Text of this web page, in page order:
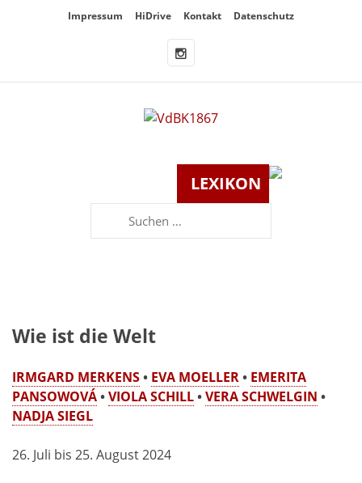
ÜberspringeImpressum HiDrive Kontakt Datenschutz
LEXIKON
Wie ist die Welt
IRMGARD MERKENS• EVA MOELLER• EMERITA
PANSOWOVÁ•VIOLA SCHILL•VERA SCHWELGIN •
NADJA SIEGL
26. Juli bis 25. August 2024